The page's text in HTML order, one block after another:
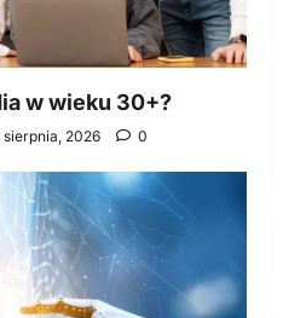
w wieku 30+?
sierpnia, 2026 0